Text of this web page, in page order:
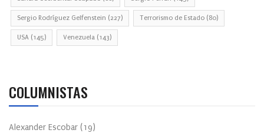
Sergio Rodríguez Gelfenstein (227) Terrorismo de Estado (80)
USA (145) Venezuela (143)
COLUMNISTAS
Alexander Escobar (19)